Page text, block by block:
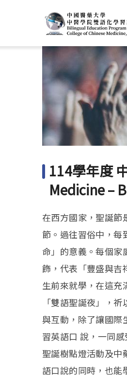
114學年度
Medicine –
在西方國家，聖誕節
節。過往習俗中，每
命」的意義。每個家
飾，代表「豐盛與吉
生前來就學，在這充
「雙語聖誕夜」，
與互動，除了讓國際
習英語口 說，一同
聖誕樹點燈活動及中
語口說的同時，也能